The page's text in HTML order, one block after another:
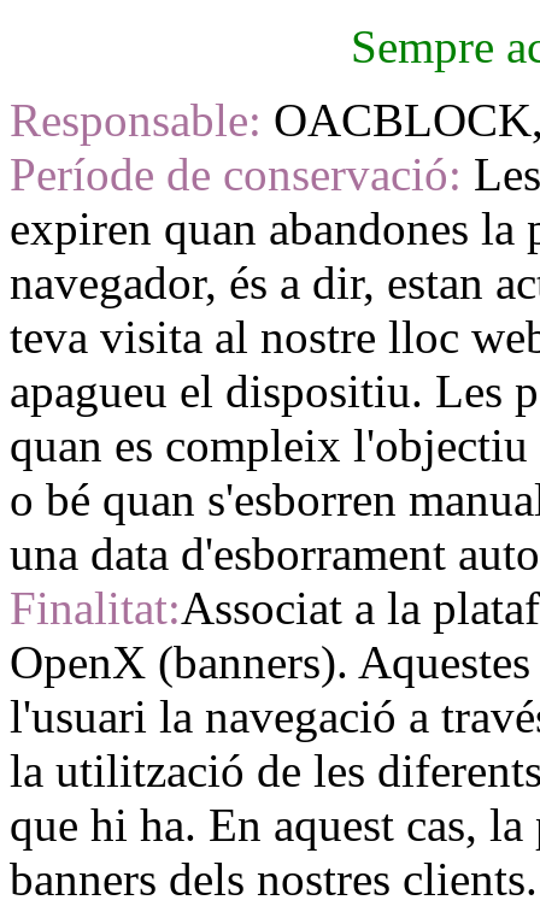
Sempre
Responsable:
Període de conservació:
expiren quan abandones la
navegador, és a dir, estan
teva visita al nostre lloc
apagueu el dispositiu. Les
quan es compleix
o bé quan s'esborren
una data d'esborrament
Finalitat:Associat a la
OpenX (banners).
l'usuari la navegació a
la utilització de les
que hi ha. En aquest cas,
banners dels nostres clients.